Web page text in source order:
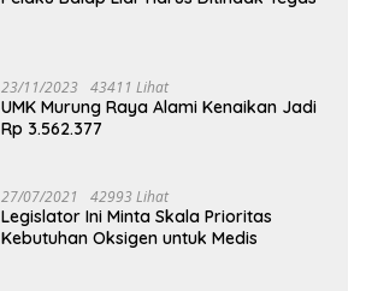
23/11/2023 43411 Lihat
UMK Murung Raya Alami Kenaikan Jadi
Rp 3.562.377
27/07/2021 42993 Lihat
Legislator Ini Minta Skala Prioritas
Kebutuhan Oksigen untuk Medis